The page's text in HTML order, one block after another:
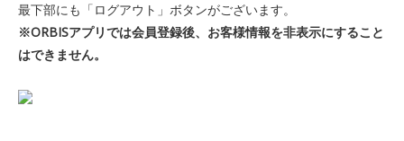
最下部にも「ログアウト」ボタンがございます。
※ORBISアプリでは会員登録後、お客様情報を非表示にすること
はできません。